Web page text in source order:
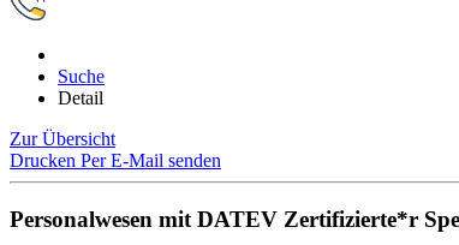
Suche
Detail
Zur Übersicht
Drucken Per E-Mail senden
Personalwesen mit DATEV Zertifizierte*r